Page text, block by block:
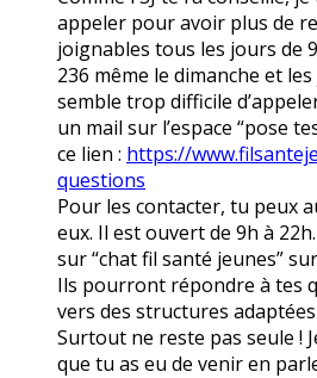
appeler pour avoir plus de
joignables tous les jours de
236 même le dimanche et
semble trop difficile
un mail sur l’espace “pose
ce lien : https://
questions
Pour les contacter, tu peux
eux. Il est ouvert de 9h à
sur “chat fil santé jeunes”
Ils pourront répondre à tes
vers des structures
Surtout ne reste pas seule !
que tu as eu de venir en